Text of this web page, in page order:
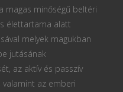
magas minőségű beltéri
élettartama alatt
melyek magukban
jutásának
az aktív és passzív
az emberi